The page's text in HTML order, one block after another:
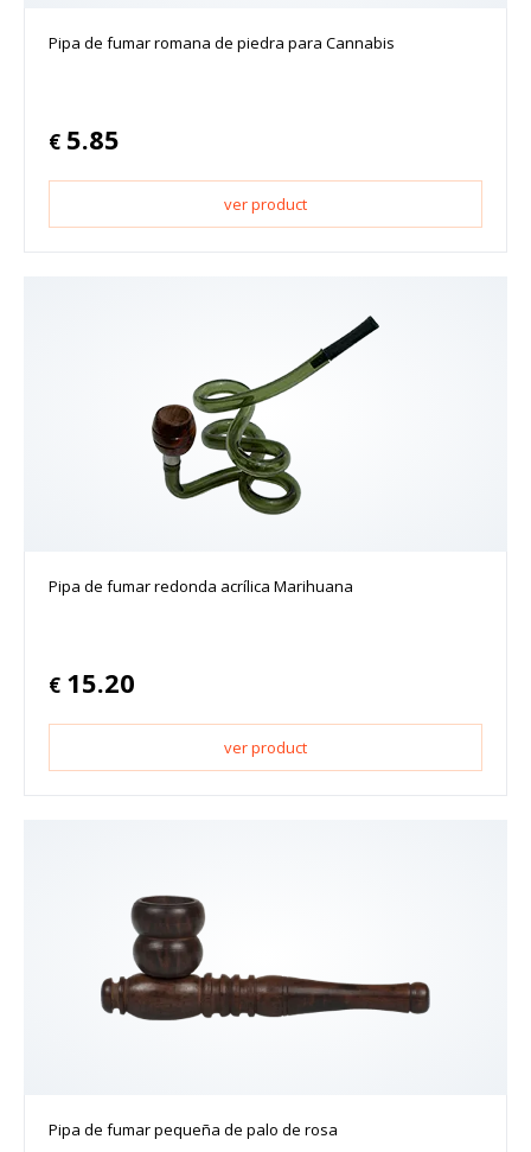
Pipa de fumar romana de piedra para Cannabis
€ 5.85
ver product
Pipa de fumar redonda acrílica Marihuana
€ 15.20
ver product
Pipa de fumar pequeña de palo de rosa